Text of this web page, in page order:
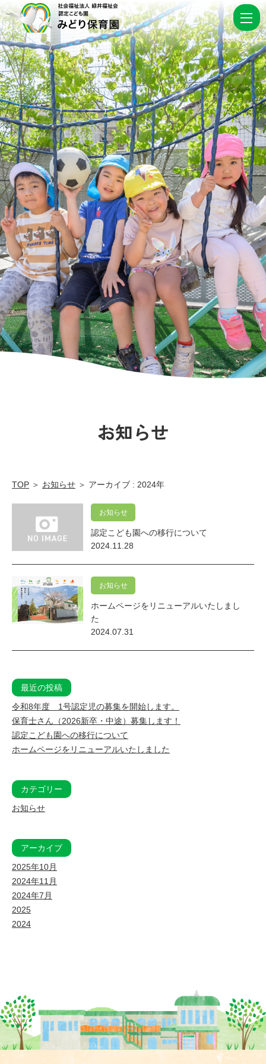
|
認
定
こ
ど
も
園
み
ど
り
保
育
園
｜
広
島
市
の
保
育
お知らせ
TOP ＞ お知らせ ＞ アーカイブ : 2024年
お知らせ
認定こども園への移行について
2024.11.28
お知らせ
ホームページをリニューアルいたしまし
た
2024.07.31
最近の投稿
令和8年度 1号認定児の募集を開始します。
保育士さん（2026新卒・中途）募集します！
認定こども園への移行について
ホームページをリニューアルいたしました
カテゴリー
お知らせ
アーカイブ
2025年10月
2024年11月
2024年7月
2025
2024